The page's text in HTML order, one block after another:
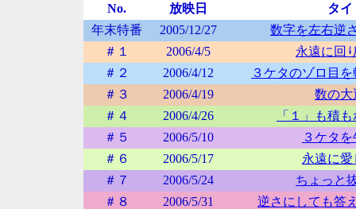
No. 放映日
タイ
年末特番
2005/12/27
数字を左右逆
＃１
2006/4/5
永遠に回
＃２
2006/4/12
３ケタのゾロ目
＃３
2006/4/19
数の大
＃４
2006/4/26
「１」も積
＃５
2006/5/10
３ケタ
＃６
2006/5/17
永遠に
＃７
2006/5/24
ちょっと
＃８
2006/5/31
逆さにしても答